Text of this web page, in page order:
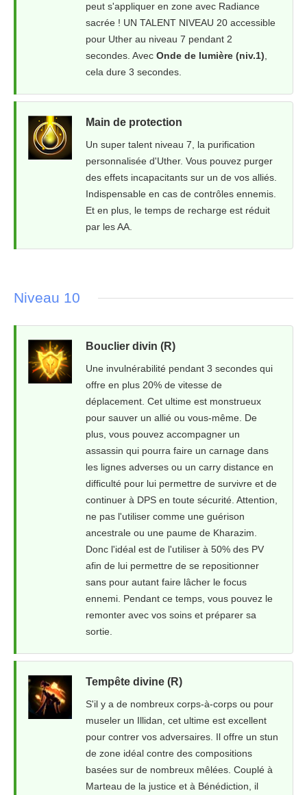
peut s'appliquer en zone avec Radiance
sacrée ! UN TALENT NIVEAU 20 accessible
pour Uther au niveau 7 pendant 2
secondes. Avec Onde de lumière (niv.1)
cela dure 3 secondes.
Main de protection
Un super talent niveau 7, la purification
personnalisée d'Uther. Vous pouvez purger
des effets incapacitants sur un de vos alliés.
Indispensable en cas de contrôles ennemis.
Et en plus, le temps de recharge est réduit
par les AA.
Niveau 10
Bouclier divin (R)
Une invulnérabilité pendant 3 secondes qui
offre en plus 20% de vitesse de
déplacement. Cet ultime est monstrueux
pour sauver un allié ou vous-même. De
plus, vous pouvez accompagner un
assassin qui pourra faire un carnage dans
les lignes adverses ou un carry distance en
difficulté pour lui permettre de survivre et de
continuer à DPS en toute sécurité. Attention,
ne pas l'utiliser comme une guérison
ancestrale ou une paume de Kharazim.
Donc l'idéal est de l'utiliser à 50% des PV
afin de lui permettre de se repositionner
sans pour autant faire lâcher le focus
ennemi. Pendant ce temps, vous pouvez le
remonter avec vos soins et préparer sa
sortie.
Tempête divine (R)
S'il y a de nombreux corps-à-corps ou pour
museler un Illidan, cet ultime est excellent
pour contrer vos adversaires. Il offre un stun
de zone idéal contre des compositions
basées sur de nombreux mêlées. Couplé à
Marteau de la justice et à Bénédiction, il